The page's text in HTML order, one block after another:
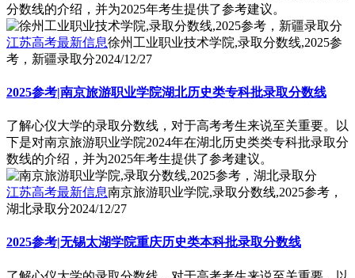
分数线的介绍，并为2025年考生提供了参考建议。
江苏高考最新信息徐州工业职业技术学院,录取分数线,2025参
考，新疆录取分2024/12/27
2025参考|南京旅游职业学院湖北历史类专科批录取分数线
了解心仪大学的录取分数线，对于高考考生来说至关重要。以
下是对南京旅游职业学院2024年在湖北历史类类专科批录取分
数线的介绍，并为2025年考生提供了参考建议。
江苏高考最新信息南京旅游职业学院,录取分数线,2025参考，
湖北录取分2024/12/27
2025参考|无锡太湖学院重庆历史类本科批录取分数线